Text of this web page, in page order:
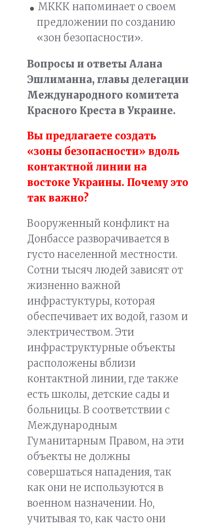
МККК напоминает о своем
предложении по созданию
«зон безопасности».
Вопросы и ответы Алана
Эшлиманна, главы делегации
Международного комитета
Красного Креста в Украине.
Вы предлагаете создать
«зоны безопасности» вдоль
контактной линии на
востоке Украины. Почему это
так важно?
Вооруженный конфликт на
Донбассе разворачивается в
густо населенной местности.
Сотни тысяч людей зависят от
жизненно важной
инфрастуктуры, которая
обеспечивает их водой, газом и
электричеством. Эти
инфраструктурные объекты
расположены вблизи
контактной линии, где также
есть школы, детские сады и
больницы. В соответствии с
Международным
Гуманитарным Правом, на эти
объекты не должны
совершаться нападения, так
как они не используются в
военном назначении. Но,
учитывая то, как часто они